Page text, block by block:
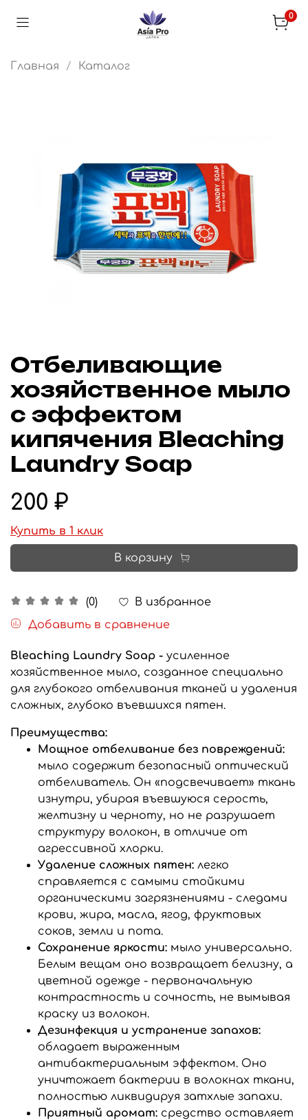
0
Главная Каталог
Отбеливающие
хозяйственное мыло
с эффектом
кипячения Bleaching
Laundry Soap
(0)
В избранное
Добавить в сравнение
200 ₽
Купить в 1 клик
В корзину
Bleaching Laundry Soap - усиленное
хозяйственное мыло, созданное специально
для глубокого отбеливания тканей и удаления
сложных, глубоко въевшихся пятен.
Преимущества:
Мощное отбеливание без повреждений:
мыло содержит безопасный оптический
отбеливатель. Он «подсвечивает» ткань
изнутри, убирая въевшуюся серость,
желтизну и черноту, но не разрушает
структуру волокон, в отличие от
агрессивной хлорки.
Удаление сложных пятен: легко
справляется с самыми стойкими
органическими загрязнениями - следами
крови, жира, масла, ягод, фруктовых
соков, земли и пота.
Сохранение яркости: мыло универсально.
Белым вещам оно возвращает белизну, а
цветной одежде - первоначальную
контрастность и сочность, не вымывая
краску из волокон.
Дезинфекция и устранение запахов:
обладает выраженным
антибактериальным эффектом. Оно
уничтожает бактерии в волокнах ткани,
полностью ликвидируя затхлые запахи.
Приятный аромат: средство оставляет